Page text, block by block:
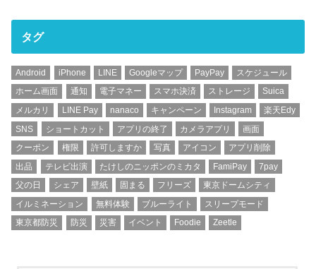
タグ
Android iPhone LINE Googleマップ PayPay
スケジュール
ホーム画面
通知 電子マネー スマホ決済 ストレージ
Suica
メルカリ
LINE Pay nanaco キャンペーン Instagram
楽天Edy
SNS
ショートカット アプリの終了 カメラアプリ
画面
クーポン
権限 許可しますか 写真 アイコン
アプリ削除
出品
テレビ出演 たけしのニッポンのミカタ FamiPay
7pay
父の日
シェア 壁紙 固まる フリーズ
東京ドームシティ
イルミネーション
無料体験 ブルーライト
スリープモード
東京都防災
防災 災害 イベント Foodie Zeetle